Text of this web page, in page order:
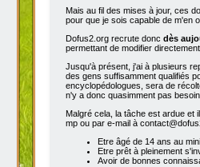
Mais au fil des mises à jour, ces
pour que je sois capable de m'en
Dofus2.org recrute donc dès
permettant de modifier
Jusqu'à présent, j'ai à plusieurs
des gens suffisamment qualifiés
encyclopédologues, sera de
n'y a donc quasimment pas
Malgré cela, la tâche est ardue
mp ou par e-mail à
Etre âgé de 14 ans au
Etre prêt à pleinement
Avoir de bonnes